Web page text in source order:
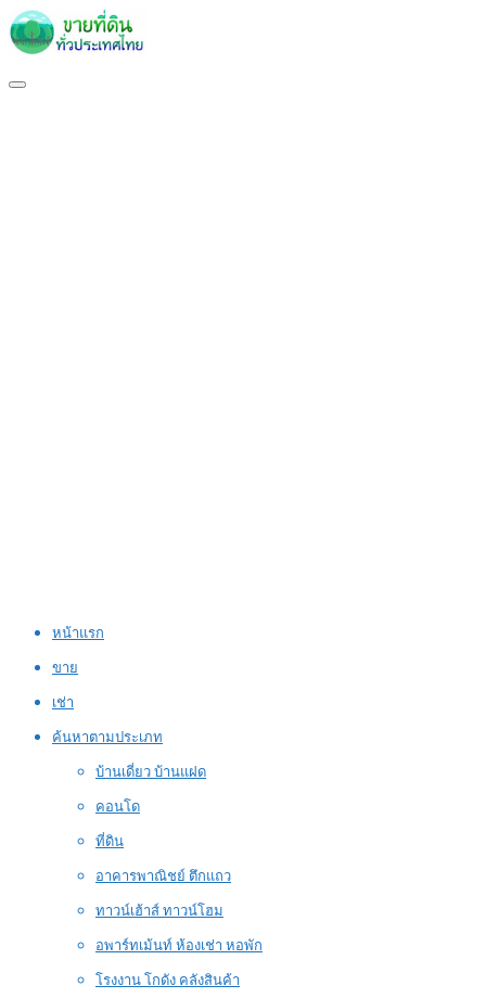
หน้าแรก
ขาย
เช่า
ค้นหาตามประเภท
บ้านเดี่ยว บ้านแฝด
คอนโด
ที่ดิน
อาคารพาณิชย์ ตึกแถว
ทาวน์เฮ้าส์ ทาวน์โฮม
อพาร์ทเม้นท์ ห้องเช่า หอพัก
โรงงาน โกดัง คลังสินค้า